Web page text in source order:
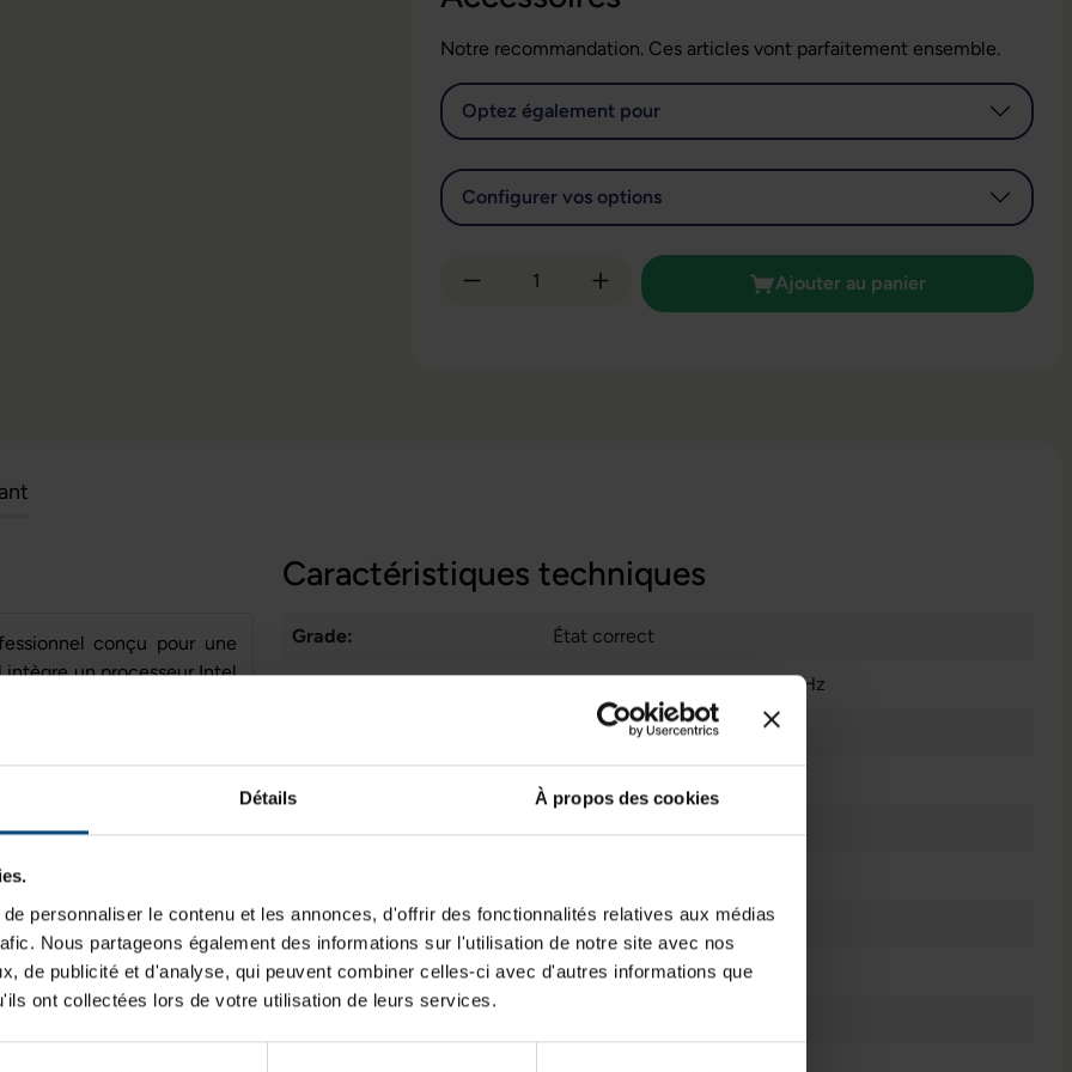
Détails À propos des cookies
personnaliser le contenu et les annonces, d'offrir des fonctionnalités relatives aux médias
Nous partageons également des informations sur l'utilisation de notre site avec nos
de publicité et d'analyse, qui peuvent combiner celles-ci avec d'autres informations que
ont collectées lors de votre utilisation de leurs services.
Notre recommandation. Ces articles vont parfaitement ensemble.
Optez également pour
Configurer vos options
Quantité de produit : Entrez la quantité
Ajouter au panier
conçu pour une
un processeur Intel
SSD M.2 NVMe,
et du multitâche.
adapté aux longues
l’intégration avec les
comme des rayures
visuels et n'ont aucun
Caractéristiques techniques
Grade: État correct
Processeur: Intel Core i7 1165G7 @ 4,7 GHz
250 GB M.2 NvMe SSD
Système d'exploitation: Windows 11 Professionnel
Cœurs de processeur: 4